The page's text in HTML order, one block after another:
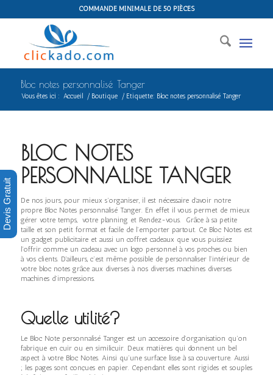
COMMANDE MINIMALE DE 50 PIÈCES
Bloc notes personnalisé Tanger
Vous êtes ici : Accueil / Boutique / Etiquette: Bloc notes personnalisé Tanger
BLOC NOTES
PERSONNALISE TANGER
De nos jours, pour mieux s’organiser, il est nécessaire d’avoir notre
propre Bloc Notes personnalisé Tanger. En effet il vous permet de mieux
gérer votre temps, votre planning et Rendez-vous. Grâce à sa petite
taille et son petit format et facile de l’emporter partout. Ce Bloc Notes est
un gadget publicitaire et aussi un coffret cadeaux que vous puissiez
l’offrir comme un cadeau avec un logo personnel à vos proches ou bien
à vos clients. D’ailleurs, c’est même possible de personnaliser l’intérieur de
votre bloc notes grâce aux diverses à nos diverses machines diverses
machines d’impressions.
Quelle utilité?
Le Bloc Note personnalisé Tanger est un accessoire d’organisation qu’on
fabrique en cuir ou en similicuir. Deux matières qui donnent un bel
aspect à votre Bloc Notes. Ainsi qu’une surface lisse à sa couverture. Aussi
; les pages sont conçues en papier. Cependant elles sont rigides et souples
Devis Gratuit